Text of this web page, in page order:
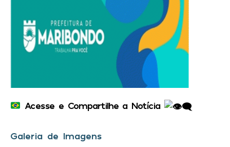
Acesse e Compartilhe a Notícia
Galeria de Imagens